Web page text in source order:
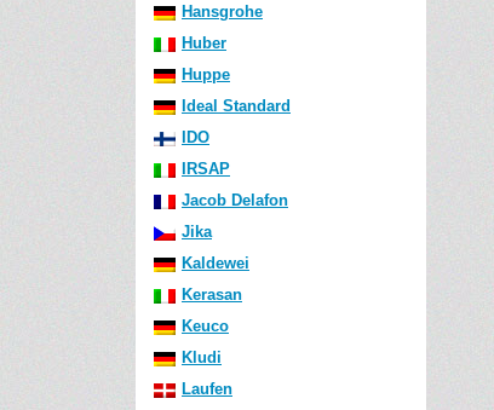
Hansgrohe
Huber
Huppe
Ideal Standard
IDO
IRSAP
Jacob Delafon
Jika
Kaldewei
Kerasan
Keuco
Kludi
Laufen